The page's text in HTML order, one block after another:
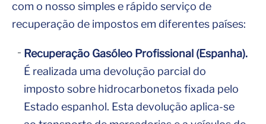
com o nosso simples e rápido serviço de
recuperação de impostos em diferentes países:
Recuperação Gasóleo Profissional (Espanha).
É realizada uma devolução parcial do
imposto sobre hidrocarbonetos fixada pelo
Estado espanhol. Esta devolução aplica-se